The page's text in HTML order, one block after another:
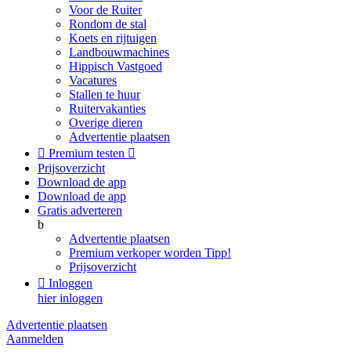
Voor de Ruiter
Rondom de stal
Koets en rijtuigen
Landbouwmachines
Hippisch Vastgoed
Vacatures
Stallen te huur
Ruitervakanties
Overige dieren
Advertentie plaatsen
 Premium testen 
Prijsoverzicht
Download de app
Download de app
Gratis adverteren
b
Advertentie plaatsen
Premium verkoper worden Tipp!
Prijsoverzicht
 Inloggen
hier inloggen
Advertentie plaatsen
Aanmelden